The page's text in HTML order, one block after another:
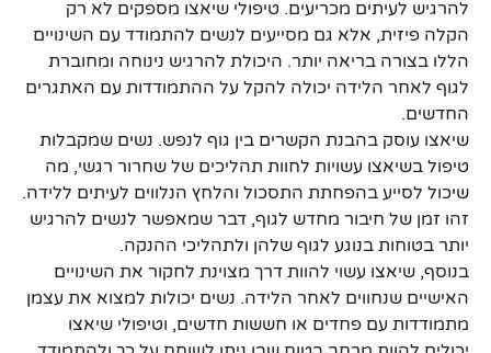
להרגיש לעיתים מכריעים. טיפולי שיאצו מספקים לא רק
הקלה פיזית, אלא גם מסייעים לנשים להתמודד עם השינויים
הללו בצורה בריאה יותר. היכולת להרגיש נינוחה ומחוברת
לגוף לאחר הלידה יכולה להקל על ההתמודדות עם האתגרים
החדשים.
שיאצו עוסק בהבנת הקשרים בין גוף לנפש. נשים שמקבלות
טיפול בשיאצו עשויות לחוות תהליכים של שחרור רגשי, מה
שיכול לסייע בהפחתת התסכול והלחץ הנלווים לעיתים ללידה.
זהו זמן של חיבור מחדש לגוף, דבר שמאפשר לנשים להרגיש
יותר בטוחות בנוגע לגוף שלהן ולתהליכי ההנקה.
בנוסף, שיאצו עשוי להוות דרך מצוינת לחקור את השינויים
האישיים שנחווים לאחר הלידה. נשים יכולות למצוא את עצמן
מתמודדות עם פחדים או חששות חדשים, וטיפולי שיאצו